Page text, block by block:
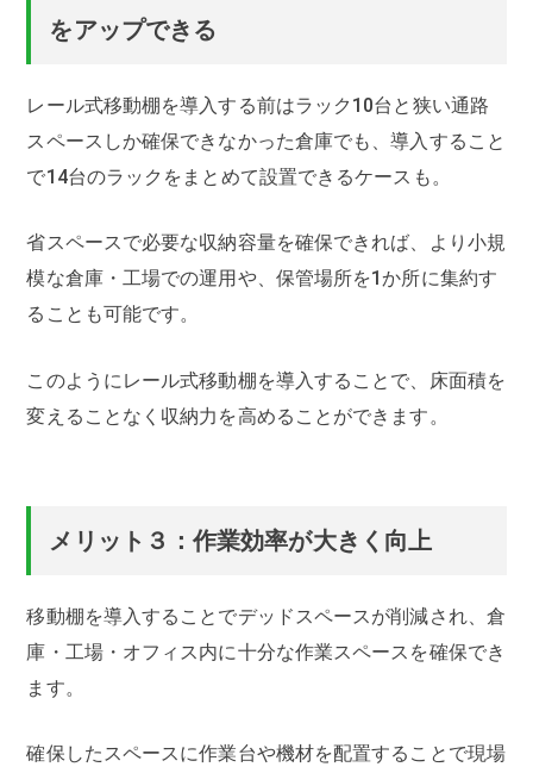
をアップできる
レール式移動棚を導入する前はラック10台と狭い通路
スペースしか確保できなかった倉庫でも、導入すること
で14台のラックをまとめて設置できるケースも。
省スペースで必要な収納容量を確保できれば、より小規
模な倉庫・工場での運用や、保管場所を1か所に集約す
ることも可能です。
このようにレール式移動棚を導入することで、床面積を
変えることなく収納力を高めることができます。
メリット３：作業効率が大きく向上
移動棚を導入することでデッドスペースが削減され、倉
庫・工場・オフィス内に十分な作業スペースを確保でき
ます。
確保したスペースに作業台や機材を配置することで現場